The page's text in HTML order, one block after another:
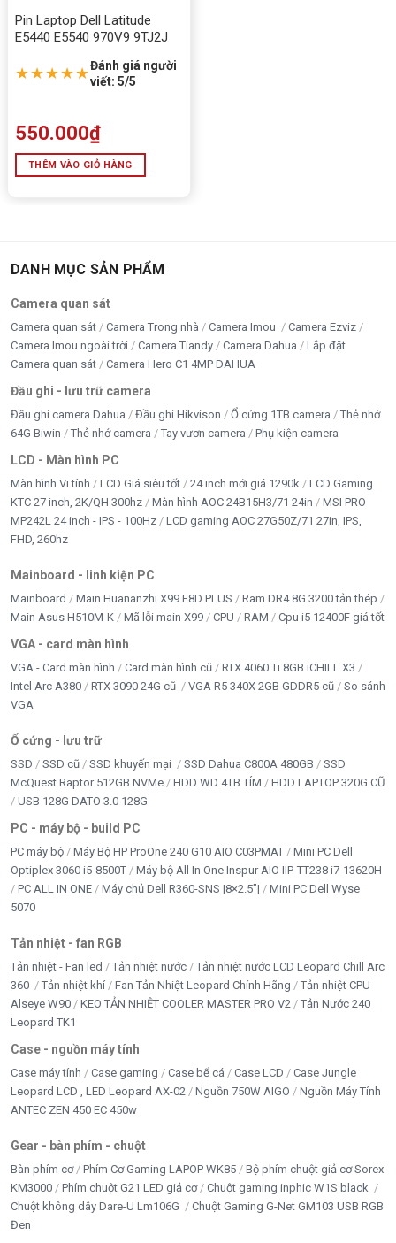
>>Xem thêm: Các dòng pin laptop nhập khẩu chất
lượng cao đang sẵn có tại 📍
835 G7 G8, 840 G7 G8, 845 G7 G8, HP ZBook Firefly
14 G7, 14 G8, CC03XL 56WH
Ma Thuột, Đắk Lắk
Hotline:
✅Cam kết:Pin HP chính hãng 100% – Dung lượng
đủ Wh – Bảo hành đổi mới nếu lỗi kỹ thuật.
Bấm 5 sao để ủng hộ shop
Thông số kỹ thuật
Model CC03XL (Type B)
Loại pin
11.4V
Dung lượng
Tình trạng Pin ZIN linh kiện HP
Màu sắc
Trong máy (Internal)
Bảo hành
Xuất xứ Trung Quốc
Pin Laptop Dell Latitude
E5440 E5540 970V9 9TJ2J
★★★★★Đánh giá người
viết: 5/5
550.000₫
THÊM VÀO GIỎ HÀNG
DANH MỤC SẢN PHẨM
Camera quan sát
Camera quan sát Camera Trong nhà Camera Imou
Camera Ezviz
Camera Imou ngoài trời
Camera Tiandy Camera Dahua
Lắp đặt
Camera quan sát
Camera Hero C1 4MP DAHUA
Đầu ghi - lưu trữ camera
Đầu ghi camera Dahua Đầu ghi Hikvison Ổ cứng 1TB camera
Thẻ nhớ
64G Biwin
Thẻ nhớ camera Tay vươn camera Phụ kiện camera
LCD - Màn hình PC
Màn hình Vi tính LCD Giá siêu tốt 24 inch mới giá 1290k
LCD Gaming
KTC 27 inch, 2K/QH 300hz
Màn hình AOC 24B15H3/71 24in
MSI PRO
MP242L 24 inch - IPS - 100Hz
LCD gaming AOC 27G50Z/71 27in, IPS,
FHD, 260hz
Mainboard - linh kiện PC
Mainboard Main Huananzhi X99 F8D PLUS
Ram DR4 8G 3200 tản thép
Main Asus H510M-K
Mã lỗi main X99 CPU RAM Cpu i5 12400F giá tốt
VGA - card màn hình
VGA - Card màn hình Card màn hình cũ
RTX 4060 Ti 8GB iCHILL X3
Intel Arc A380
RTX 3090 24G cũ VGA R5 340X 2GB GDDR5 cũ
So sánh
VGA
Ổ cứng - lưu trữ
SSD SSD cũ SSD khuyến mại SSD Dahua C800A 480GB
SSD
McQuest Raptor 512GB NVMe
HDD WD 4TB TÍM
HDD LAPTOP 320G CŨ
USB 128G DATO 3.0 128G
PC - máy bộ - build PC
PC máy bộ Máy Bộ HP ProOne 240 G10 AIO C03PMAT
Mini PC Dell
Optiplex 3060 i5-8500T
Máy bộ All In One Inspur AIO IIP-TT238 i7-13620H
PC ALL IN ONE
Máy chủ Dell R360-SNS |8×2.5”|
Mini PC Dell Wyse
5070
Tản nhiệt - fan RGB
Tản nhiệt - Fan led Tản nhiệt nước
Tản nhiệt nước LCD Leopard Chill Arc
360
Tản nhiệt khí Fan Tản Nhiệt Leopard Chính Hãng
Tản nhiệt CPU
Alseye W90
KEO TẢN NHIỆT COOLER MASTER PRO V2
Tản Nước 240
Leopard TK1
Case - nguồn máy tính
Case máy tính Case gaming Case bể cá Case LCD
Case Jungle
Leopard LCD , LED Leopard AX-02
Nguồn 750W AIGO
Nguồn Máy Tính
ANTEC ZEN 450 EC 450w
Gear - bàn phím - chuột
Bàn phím cơ Phím Cơ Gaming LAPOP WK85
Bộ phím chuột giả cơ Sorex
KM3000
Phím chuột G21 LED giả cơ
Chuột gaming inphic W1S black
Chuột không dây Dare-U Lm106G
Chuột Gaming G-Net GM103 USB RGB
Đen